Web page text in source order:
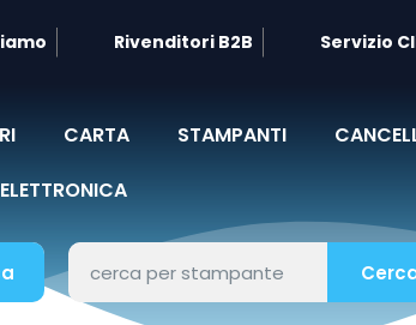
Rivenditori B2B Servizio
CARTA STAMPANTI
ELETTRONICA